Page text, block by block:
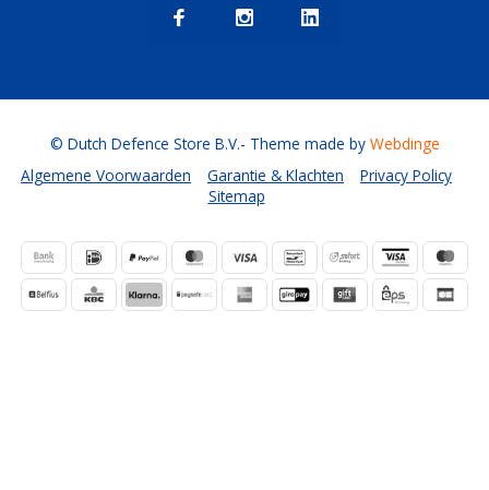
Algemene Voorwaarden Garantie & Klachten
Privacy Policy
Sitemap
© Dutch Defence Store B.V.- Theme made by Webdinge